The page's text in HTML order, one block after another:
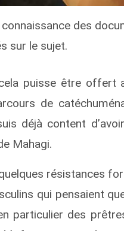
des
sur le sujet.
puisse être offert
de
déjà content
Mahagi.
résistances
qui pensaient
particulier des